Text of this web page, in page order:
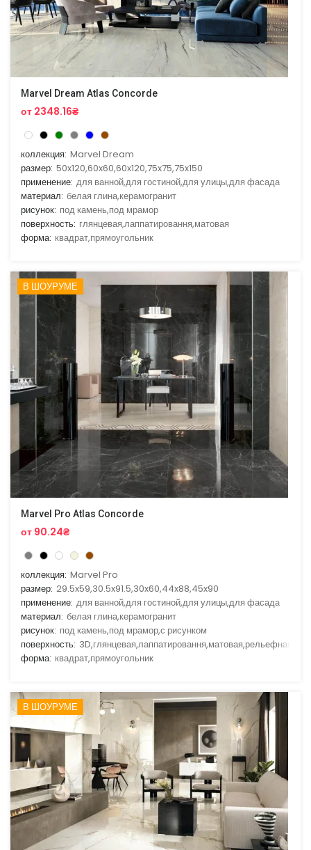
Marvel Dream Atlas Concorde
от 2348.16₴
коллекция: Marvel Dream
размер: 50x120,60x60,60x120,75x75,75x150
применение: для ванной,для гостиной,для улицы,для фасада
материал: белая глина,керамогранит
рисунок: под камень,под мрамор
поверхность: глянцевая,лаппатировання,матовая
форма: квадрат,прямоугольник
В ШОУРУМЕ
Marvel Pro Atlas Concorde
от 90.24₴
коллекция: Marvel Pro
размер: 29.5x59,30.5x91.5,30x60,44x88,45x90
применение: для ванной,для гостиной,для улицы,для фасада
материал: белая глина,керамогранит
рисунок: под камень,под мрамор,с рисунком
поверхность: 3D,глянцевая,лаппатировання,матовая,рельефная
форма: квадрат,прямоугольник
В ШОУРУМЕ